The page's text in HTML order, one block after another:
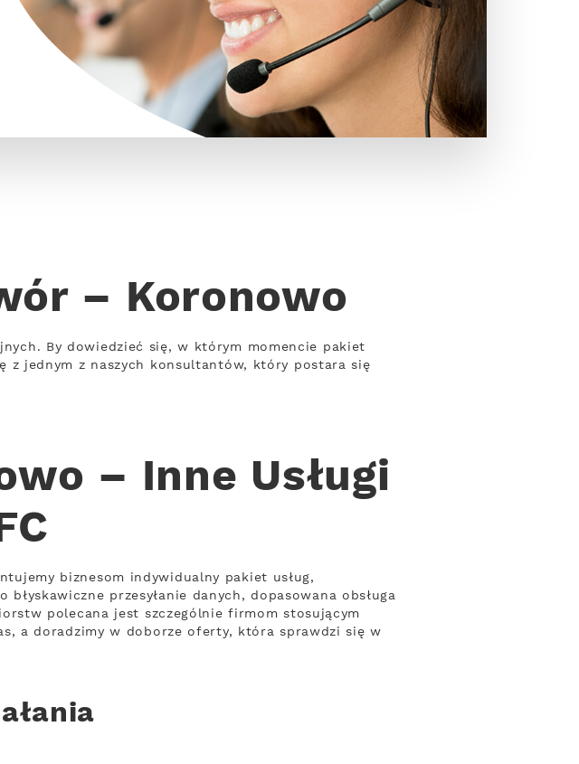
– Koronowo
By dowiedzieć się, w którym momencie pakiet
z jednym z naszych konsultantów, który postara się
– Inne Usługi
biznesom indywidualny pakiet usług,
przesyłanie danych, dopasowana obsługa
polecana jest szczególnie firmom stosującym
a doradzimy w doborze oferty, która sprawdzi się w